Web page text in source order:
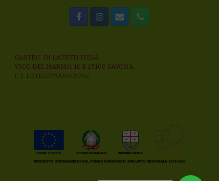
GASTRO’ DI LAURETI LUISA
VICO DEL MARMO, 10 R 17100 SAVONA
C.F. LRTLSU79A69E975V